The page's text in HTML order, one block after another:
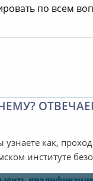
по всем
как,
институте